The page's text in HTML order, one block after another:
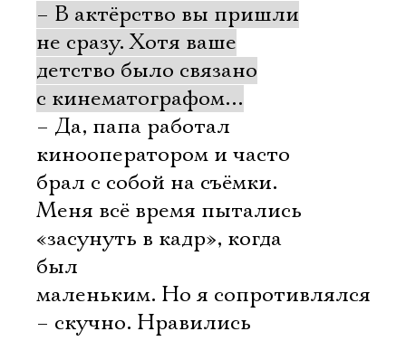
– В актёрство вы пришли
не сразу. Хотя ваше
детство было связано
с кинематографом…
– Да, папа работал
кинооператором и часто
брал с собой на съёмки.
Меня всё время пытались
«засунуть в кадр», когда
был
маленьким. Но я сопротивлялся
– скучно. Нравились